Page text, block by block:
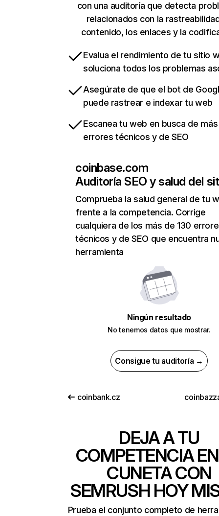
con una auditoría que detecta
relacionados con la
contenido, los enlaces y la
Evalua el rendimiento de tu sitio
soluciona todos los problemas
Asegúrate de que el bot de
puede rastrear e indexar tu web
Escanea tu web en busca de
errores técnicos y de SEO
coinbase.com
Auditoría SEO y salud del
Comprueba la salud general de tu
frente a la competencia. Corrige
cualquiera de los más de 130
técnicos y de SEO que encuentra
herramienta
Ningún resultado
No tenemos datos que mostrar.
Consigue tu auditoría →
coinbank.cz
DEJA A TU
COMPETENCIA
CUNETA CON
SEMRUSH HOY
Prueba el conjunto completo de